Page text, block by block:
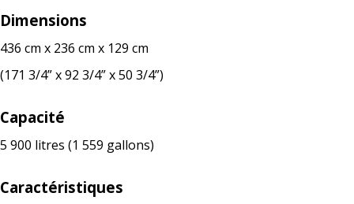
Dimensions
436 cm x 236 cm x 129 cm
(171 3/4” x 92 3/4” x 50 3/4”)
Capacité
5 900 litres (1 559 gallons)
Caractéristiques